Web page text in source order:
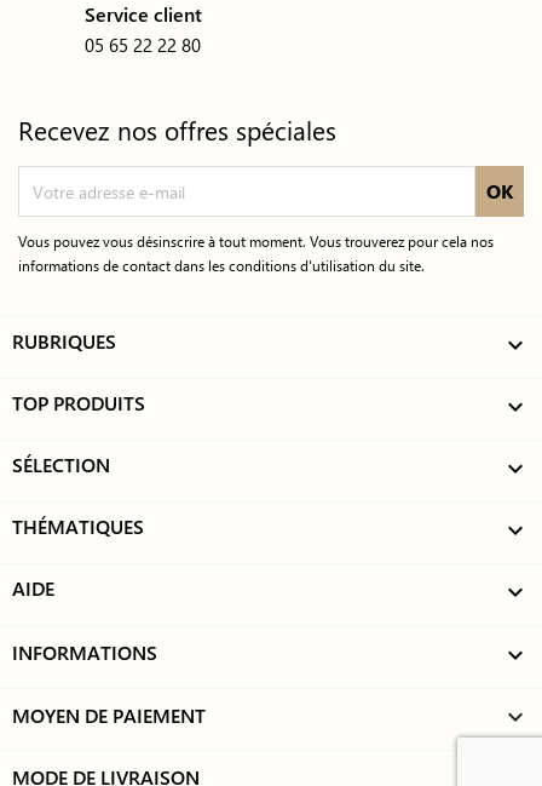
Service client
05 65 22 22 80
Recevez nos offres spéciales
Vous pouvez vous désinscrire à tout moment. Vous trouverez pour cela nos
informations de contact dans les conditions d'utilisation du site.
RUBRIQUES 
TOP PRODUITS 
SÉLECTION 
THÉMATIQUES 
AIDE 
INFORMATIONS 
MOYEN DE PAIEMENT keyboard_arrow_down
MODE DE LIVRAISON